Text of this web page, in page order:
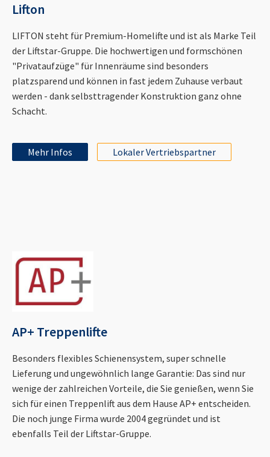
Lifton
LIFTON steht für Premium-Homelifte und ist als Marke Teil
der Liftstar-Gruppe. Die hochwertigen und formschönen
"Privataufzüge" für Innenräume sind besonders
platzsparend und können in fast jedem Zuhause verbaut
werden - dank selbsttragender Konstruktion ganz ohne
Schacht.
Mehr Infos Lokaler Vertriebspartner
AP+ Treppenlifte
Besonders flexibles Schienensystem, super schnelle
Lieferung und ungewöhnlich lange Garantie: Das sind nur
wenige der zahlreichen Vorteile, die Sie genießen, wenn Sie
sich für einen Treppenlift aus dem Hause AP+ entscheiden.
Die noch junge Firma wurde 2004 gegründet und ist
ebenfalls Teil der Liftstar-Gruppe.